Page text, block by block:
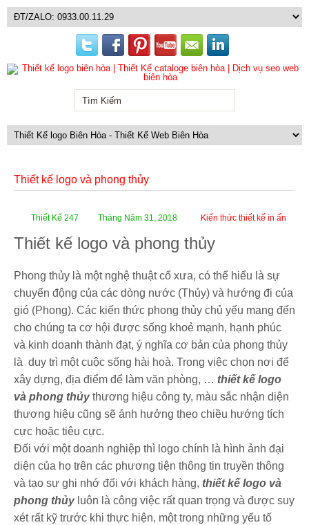
Thiết kế logo và phong thủy
Thiết Kế 247 Tháng Năm 31, 2018 Kiến thức thiết kế in ấn
Thiết kế logo và phong thủy
Phong thủy là một nghệ thuật cổ xưa, có thể hiểu là sự
chuyển động của các dòng nước (Thủy) và hướng đi của
gió (Phong). Các kiến thức phong thủy chủ yếu mang đến
cho chúng ta cơ hội được sống khoẻ mạnh, hạnh phúc
và kinh doanh thành đạt, ý nghĩa cơ bản của phong thủy
là duy trì một cuộc sống hài hoà. Trong việc chọn nơi để
xây dựng, địa điểm để làm văn phòng, … thiết kế logo
và phong thủythương hiệu công ty, màu sắc nhận diện
thương hiệu cũng sẽ ảnh hưởng theo chiều hướng tích
cực hoặc tiêu cực.
Đối với một doanh nghiệp thì logo chính là hình ảnh đại
diện của họ trên các phương tiện thông tin truyền thông
và tạo sự ghi nhớ đối với khách hàng, thiết kế logo và
phong thủyluôn là công việc rất quan trọng và được suy
xét rất kỹ trước khi thực hiện, một trong những yếu tố